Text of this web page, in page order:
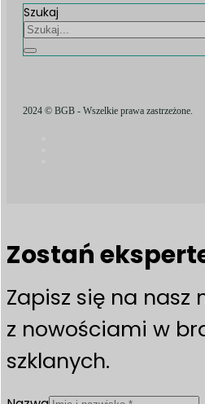
Szukaj
2024 © BGB - Wszelkie prawa zastrzeżone.
Zostań
Zapisz się na
z nowościami w
szklanych.